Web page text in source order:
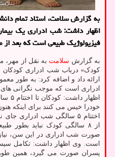
به گزارش سلامت، استاد تمام
اظهار داشت: شب ادراری یک
فیزیولوژیک طبیعی است که بعد
به گزارش سلامت به نقل از مهر،
کودک» درباب شب ادراری کودکان
ارائه داد و اضافه کرد: به طور
ادراری است که موجب نگرانی
خودرا خیس می کنند برای اینکه هنوز
اختتام ۵ سالگی شب ادراری
از ۸ سالگی کودک نباید بطور
صورت شب ادراری در این سن،
است. وی اظهار داشت: تکامل
پسران صورت می گیرد، همین